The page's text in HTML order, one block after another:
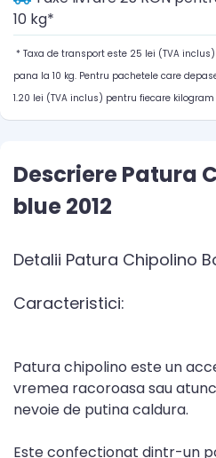
10 kg*
* Taxa de transport este 25 lei (TVA
pana la 10 kg. Pentru pachetele care
1.20 lei (TVA inclus) pentru fiecare
Descriere Patura
blue 2012
Detalii Patura Chipolino
Caracteristici:
Patura chipolino este un
vremea racoroasa sau
nevoie de putina caldura.
Este confectionat dintr-un